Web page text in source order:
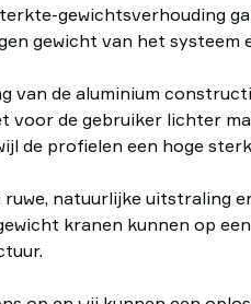
gewichtsverhouding
gewicht van het
van de aluminium
voor de gebruiker lichter
de profielen een hoge
natuurlijke uitstraling
kranen kunnen op